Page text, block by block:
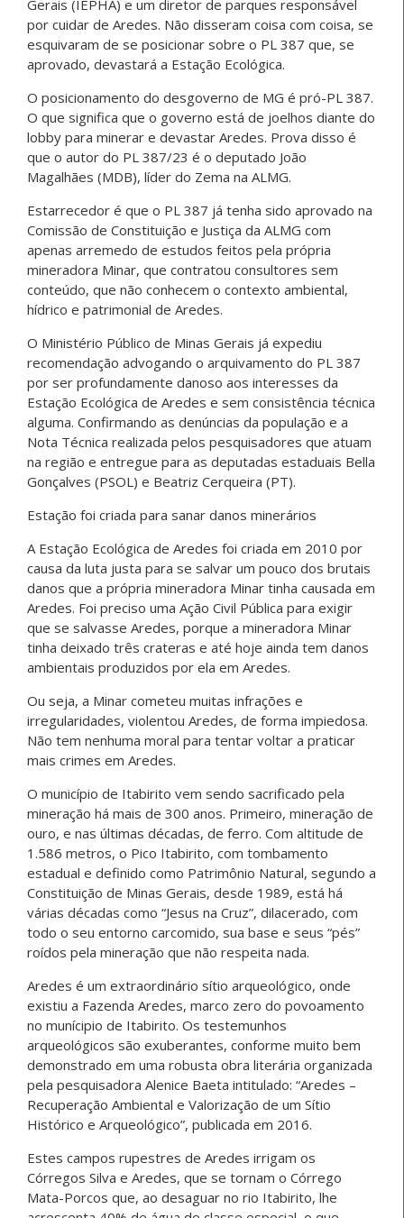
Gerais (IEPHA) e um diretor de parques responsável
por cuidar de Aredes. Não disseram coisa com coisa, se
esquivaram de se posicionar sobre o PL 387 que, se
aprovado, devastará a Estação Ecológica.
O posicionamento do desgoverno de MG é pró-PL 387.
O que significa que o governo está de joelhos diante do
lobby para minerar e devastar Aredes. Prova disso é
que o autor do PL 387/23 é o deputado João
Magalhães (MDB), líder do Zema na ALMG.
Estarrecedor é que o PL 387 já tenha sido aprovado na
Comissão de Constituição e Justiça da ALMG com
apenas arremedo de estudos feitos pela própria
mineradora Minar, que contratou consultores sem
conteúdo, que não conhecem o contexto ambiental,
hídrico e patrimonial de Aredes.
O Ministério Público de Minas Gerais já expediu
recomendação advogando o arquivamento do PL 387
por ser profundamente danoso aos interesses da
Estação Ecológica de Aredes e sem consistência técnica
alguma. Confirmando as denúncias da população e a
Nota Técnica realizada pelos pesquisadores que atuam
na região e entregue para as deputadas estaduais Bella
Gonçalves (PSOL) e Beatriz Cerqueira (PT).
Estação foi criada para sanar danos minerários
A Estação Ecológica de Aredes foi criada em 2010 por
causa da luta justa para se salvar um pouco dos brutais
danos que a própria mineradora Minar tinha causada em
Aredes. Foi preciso uma Ação Civil Pública para exigir
que se salvasse Aredes, porque a mineradora Minar
tinha deixado três crateras e até hoje ainda tem danos
ambientais produzidos por ela em Aredes.
Ou seja, a Minar cometeu muitas infrações e
irregularidades, violentou Aredes, de forma impiedosa.
Não tem nenhuma moral para tentar voltar a praticar
mais crimes em Aredes.
O município de Itabirito vem sendo sacrificado pela
mineração há mais de 300 anos. Primeiro, mineração de
ouro, e nas últimas décadas, de ferro. Com altitude de
1.586 metros, o Pico Itabirito, com tombamento
estadual e definido como Patrimônio Natural, segundo a
Constituição de Minas Gerais, desde 1989, está há
várias décadas como “Jesus na Cruz”, dilacerado, com
todo o seu entorno carcomido, sua base e seus “pés”
roídos pela mineração que não respeita nada.
Aredes é um extraordinário sítio arqueológico, onde
existiu a Fazenda Aredes, marco zero do povoamento
no munícipio de Itabirito. Os testemunhos
arqueológicos são exuberantes, conforme muito bem
demonstrado em uma robusta obra literária organizada
pela pesquisadora Alenice Baeta intitulado: “Aredes –
Recuperação Ambiental e Valorização de um Sítio
Histórico e Arqueológico”, publicada em 2016.
Estes campos rupestres de Aredes irrigam os
Córregos Silva e Aredes, que se tornam o Córrego
Mata-Porcos que, ao desaguar no rio Itabirito, lhe